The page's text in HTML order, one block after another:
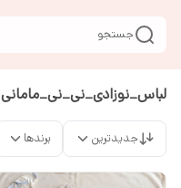
جستجو
لباس_نوزادی_نی_نی_مامانی
جدیدترین برندها